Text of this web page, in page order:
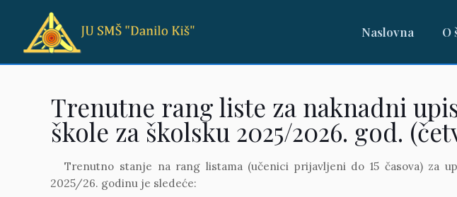
Naslovna O
Trenutne rang liste za naknadni
škole za školsku 2025/2026. god.
Trenutno stanje na rang listama (učenici prijavljeni do 15 časova) za
2025/26. godinu je sledeće: